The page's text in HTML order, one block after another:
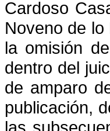
Cardoso
Noveno de
la omisión
dentro del
de amparo
publicación,